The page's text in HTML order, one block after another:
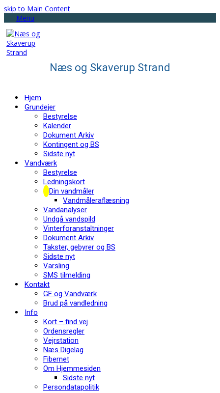
skip to Main Content
Menu
Næs og Skaverup Strand
Hjem
Grundejer
Bestyrelse
Kalender
Dokument Arkiv
Kontingent og BS
Sidste nyt
Vandværk
Bestyrelse
Ledningskort
Din vandmåler
Vandmåleraflæsning
Vandanalyser
Undgå vandspild
Vinterforanstaltninger
Dokument Arkiv
Takster, gebyrer og BS
Sidste nyt
Varsling
SMS tilmelding
Kontakt
GF og Vandværk
Brud på vandledning
Info
Kort – find vej
Ordensregler
Vejrstation
Næs Digelag
Fibernet
Om Hjemmesiden
Sidste nyt
Persondatapolitik